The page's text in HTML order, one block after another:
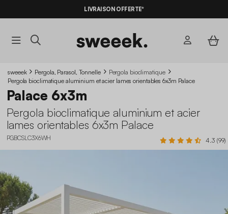
BONS PLANS* AVEC LECODE SUMMER10
LIVRAISON OFFERTE*
sweeek Pergola, Parasol, Tonnelle
Pergola bioclimatique
Pergola bioclimatique aluminium et acier lames orientables 6x3m Palace
Palace 6x3m
Pergola bioclimatique aluminium et acier
lames orientables 6x3m Palace
PGBCSLC3X6WH 4.3 (99)